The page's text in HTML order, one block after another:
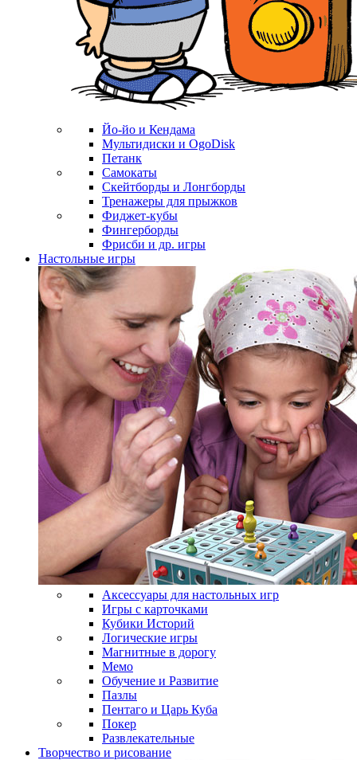
Йо-йо и Кендама
Мультидиски и OgoDisk
Петанк
Самокаты
Скейтборды и Лонгборды
Тренажеры для прыжков
Фиджет-кубы
Фингерборды
Фрисби и др. игры
Настольные игры
Аксессуары для настольных игр
Игры с карточками
Кубики Историй
Логические игры
Магнитные в дорогу
Мемо
Обучение и Развитие
Пазлы
Пентаго и Царь Куба
Покер
Развлекательные
Творчество и рисование